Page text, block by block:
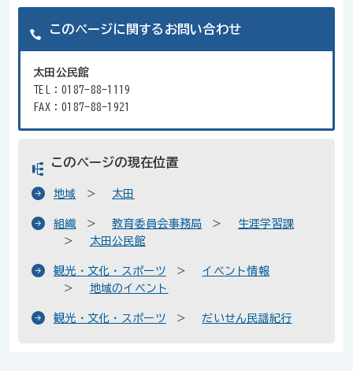
このページに関するお問い合わせ
太田公民館
TEL：0187-88-1119
FAX：0187-88-1921
このページの現在位置
地域 太田
組織 教育委員会事務局
生涯学習課
太田公民館
観光・文化・スポーツ
イベント情報
地域のイベント
観光・文化・スポーツ だいせん民謡紀行